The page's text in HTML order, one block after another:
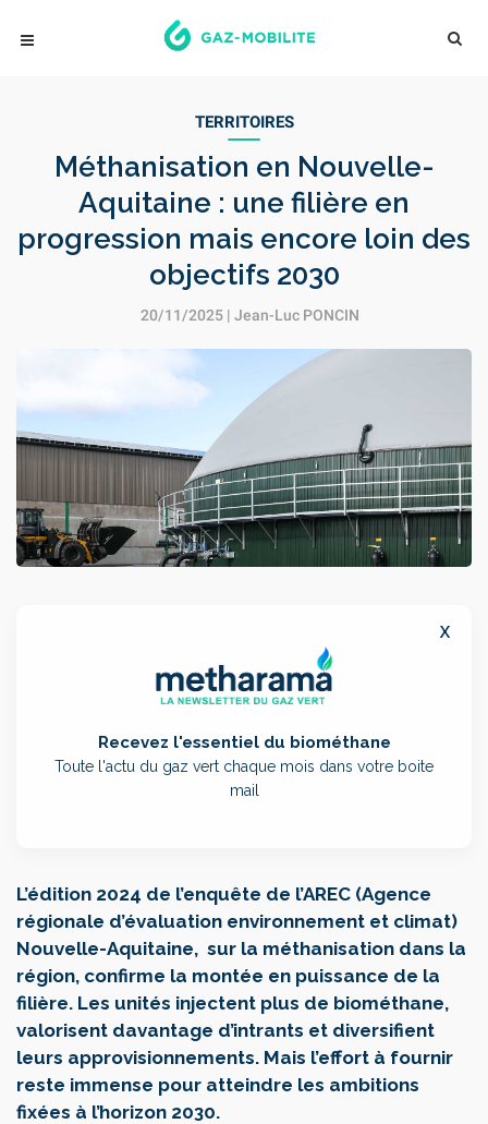
TERRITOIRES
Méthanisation en Nouvelle-
Aquitaine : une filière en
progression mais encore loin des
objectifs 2030
20/11/2025 | Jean-Luc PONCIN
x
Recevez l'essentiel du biométhane
Toute l'actu du gaz vert chaque mois dans votre boite
mail
L’édition 2024 de l’enquête de l’AREC (Agence
régionale d’évaluation environnement et climat)
Nouvelle-Aquitaine, sur la méthanisation dans la
région, confirme la montée en puissance de la
filière. Les unités injectent plus de biométhane,
valorisent davantage d’intrants et diversifient
leurs approvisionnements. Mais l’effort à fournir
reste immense pour atteindre les ambitions
fixées à l’horizon 2030.